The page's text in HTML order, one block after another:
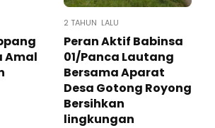
Amal
2 TAHUN LALU
Peran Aktif Babinsa
01/Panca Lautang
Bersama Aparat
Desa Gotong Royong
Bersihkan
lingkungan